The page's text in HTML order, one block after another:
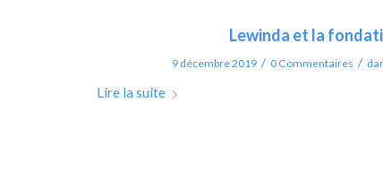
Lewinda et la
9 décembre 2019 / 0 Commentaires /
Lire la suite